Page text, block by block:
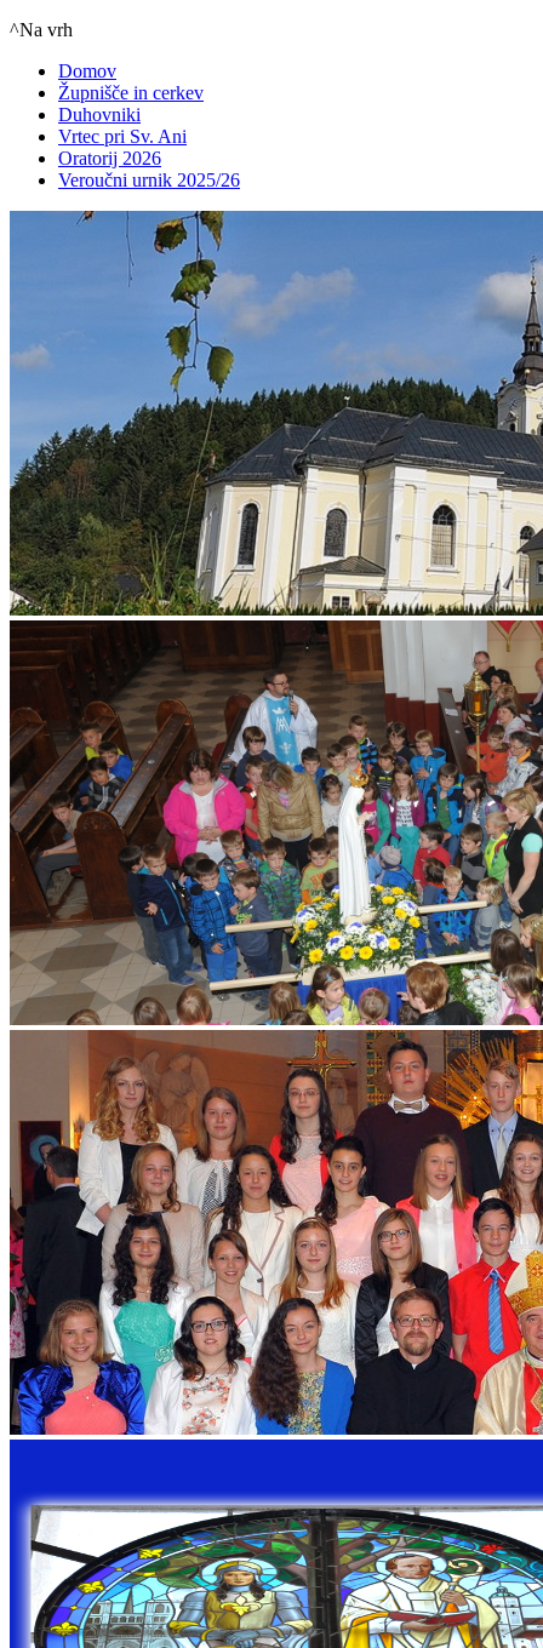
^Na vrh
Domov
Župnišče in cerkev
Duhovniki
Vrtec pri Sv. Ani
Oratorij 2026
Veroučni urnik 2025/26